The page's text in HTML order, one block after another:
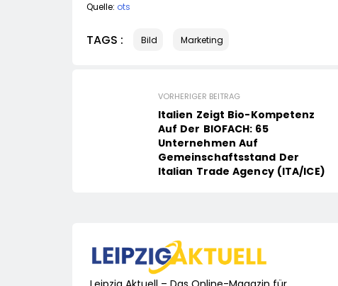
Quelle: ots
TAGS : Bild Marketing
VORHERIGER BEITRAG
Italien Zeigt Bio-Kompetenz
Auf Der BIOFACH: 65
Unternehmen Auf
Gemeinschaftsstand Der
Italian Trade Agency (ITA/ICE)